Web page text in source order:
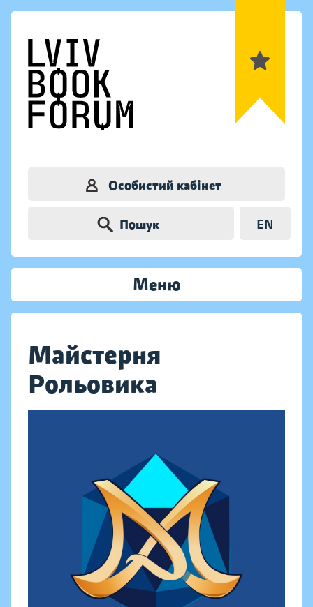
Особистий кабінет
Пошук EN
Меню
Майстерня
Рольовика